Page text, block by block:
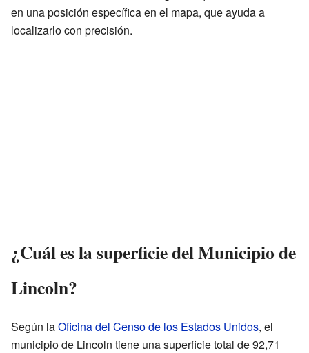
en una posición específica en el mapa, que ayuda a
localizarlo con precisión.
¿Cuál es la superficie del Municipio de
Lincoln?
Según laOficina del Censo de los Estados Unidos, el
municipio de Lincoln tiene una superficie total de 92,71